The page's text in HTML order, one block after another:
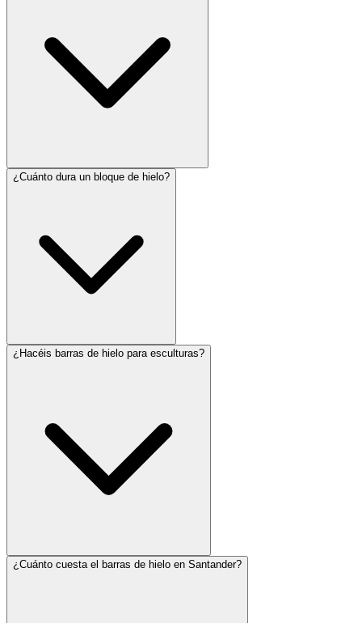
¿Cuánto dura un bloque de hielo?
¿Hacéis barras de hielo para esculturas?
¿Cuánto cuesta el barras de hielo en Santander?